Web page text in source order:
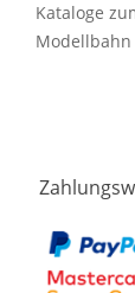
Kataloge